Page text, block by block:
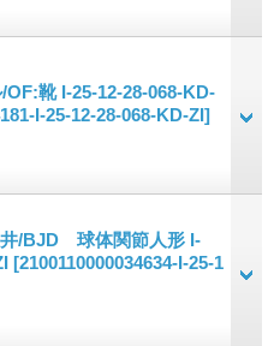
靴 I-25-12-28-068-KD-
I-25-12-28-068-KD-ZI]
/BJD 球体関節人形 I-
[2100110000034634-I-25-1